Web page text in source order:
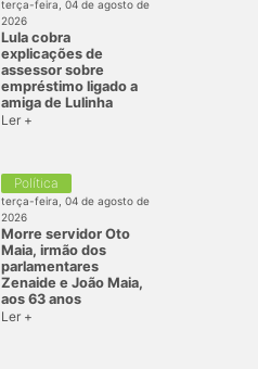
terça-feira, 04 de agosto de
2026
Lula cobra
explicações de
assessor sobre
empréstimo ligado a
amiga de Lulinha
Ler +
Política
terça-feira, 04 de agosto de
2026
Morre servidor Oto
Maia, irmão dos
parlamentares
Zenaide e João Maia,
aos 63 anos
Ler +